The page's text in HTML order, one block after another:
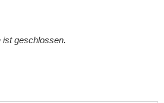
ist geschlossen.